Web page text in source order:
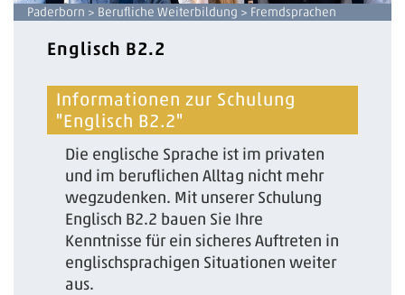
Paderborn > Berufliche Weiterbildung > Fremdsprachen
Englisch B2.2
Informationen zur Schulung
"Englisch B2.2"
Die englische Sprache ist im privaten
und im beruflichen Alltag nicht mehr
wegzudenken. Mit unserer Schulung
Englisch B2.2 bauen Sie Ihre
Kenntnisse für ein sicheres Auftreten in
englischsprachigen Situationen weiter
aus.